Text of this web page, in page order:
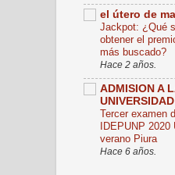
el útero de
Jackpot: ¿Qué
obtener el
más buscado?
Hace 2 años.
ADMISION A
UNIVERSIDAD
Tercer examen
IDEPUNP
verano Piura
Hace 6 años.